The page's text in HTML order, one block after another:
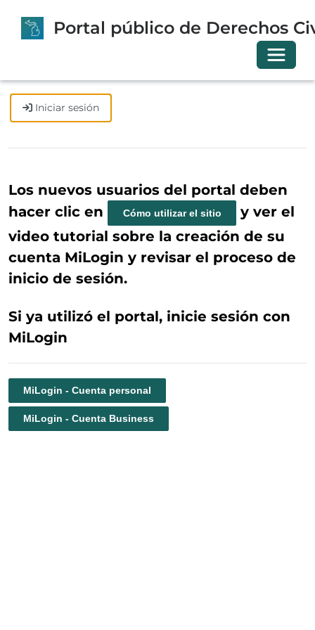
Portal público de Derechos
Iniciar sesión
Los nuevos usuarios del portal deben
hacer clic en
Cómo utilizar el sitio
y ver el
video tutorial sobre la creación de su
cuenta MiLogin y revisar el proceso de
inicio de sesión.
Si ya utilizó el portal, inicie sesión con
MiLogin
MiLogin - Cuenta personal
MiLogin - Cuenta Business